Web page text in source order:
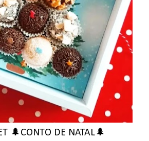
🌲CONTO DE NATAL🌲